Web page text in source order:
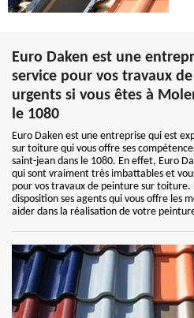
Euro Daken est une
service pour vos travaux
urgents si vous êtes à
le 1080
Euro Daken est une entreprise qui est
sur toiture qui vous offre ses
saint-jean dans le 1080. En effet, Euro
qui sont vraiment très imbattables et
pour vos travaux de peinture sur
disposition ses agents qui vous offre les
aider dans la réalisation de votre